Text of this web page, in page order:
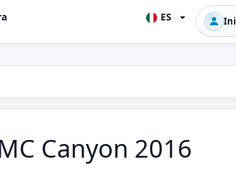
ES
Canyon 2016